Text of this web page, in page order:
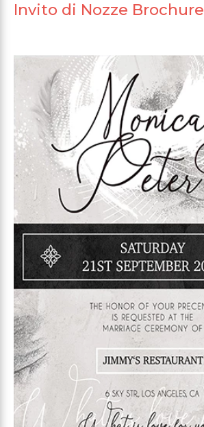
Invito di Nozze Brochure